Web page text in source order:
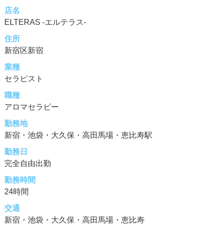
店名
ELTERAS -エルテラス-
住所
新宿区新宿
業種
セラピスト
職種
アロマセラピー
勤務地
新宿・池袋・大久保・高田馬場・恵比寿駅
勤務日
完全自由出勤
勤務時間
24時間
交通
新宿・池袋・大久保・高田馬場・恵比寿